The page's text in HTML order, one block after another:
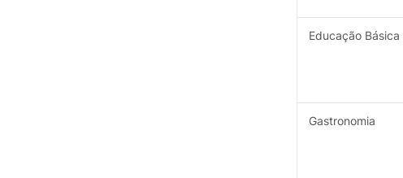
Educação Básica
Gastronomia